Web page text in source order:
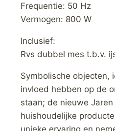
Frequentie: 50 Hz
Vermogen: 800 W
Inclusief:
Rvs dubbel mes t.b.v.
Symbolische objecten,
invloed hebben op de
staan; de nieuwe
huishoudelijke
unieke ervaring en